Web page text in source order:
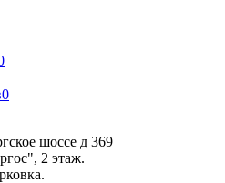
0
шоссе д 369
2 этаж.